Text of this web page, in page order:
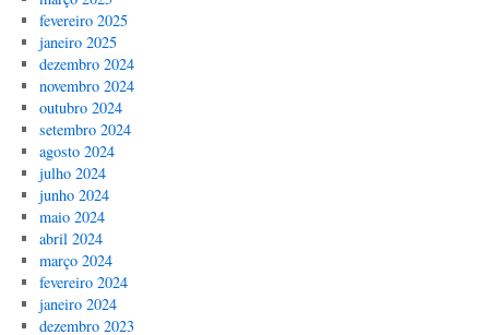
fevereiro 2025
janeiro 2025
dezembro 2024
novembro 2024
outubro 2024
setembro 2024
agosto 2024
julho 2024
junho 2024
maio 2024
abril 2024
março 2024
fevereiro 2024
janeiro 2024
dezembro 2023